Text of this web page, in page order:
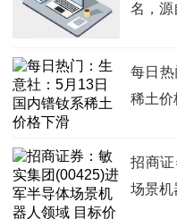
名，源
每日
稀土价
招商
场景机